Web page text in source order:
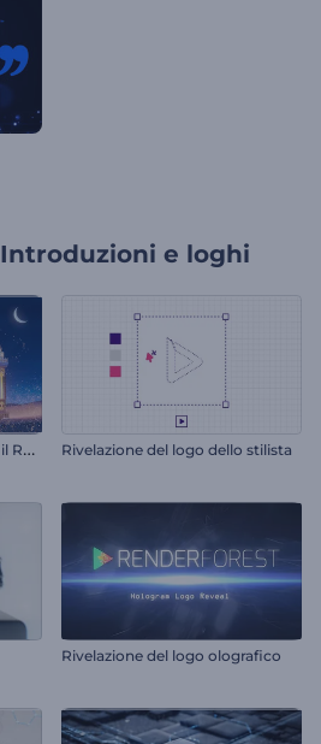
Introduzioni e loghi
U
n'apertura scintillante per il Ramadan Rivelazione del logo dello stilista
Rivelazione del logo olografico